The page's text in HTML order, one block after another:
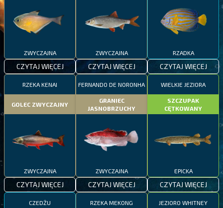
ZWYCZAJNA
CZYTAJ WIĘCEJ
ZWYCZAJNA
CZYTAJ WIĘCEJ
RZADKA
CZYTAJ WIĘCEJ
RZEKA KENAI
GOLEC ZWYCZAJNY
ZWYCZAJNA
CZYTAJ WIĘCEJ
FERNANDO DE NORONHA
GRANIEC
JASNOBRZUCHY
ZWYCZAJNA
CZYTAJ WIĘCEJ
WIELKIE JEZIORA
SZCZUPAK
CĘTKOWANY
EPICKA
CZYTAJ WIĘCEJ
CZEDŻU RZEKA MEKONG JEZIORO WHITNEY